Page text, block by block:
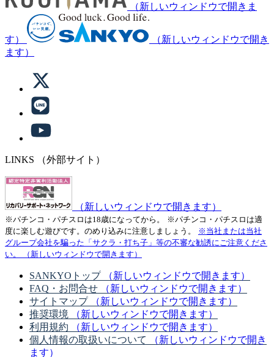
（新しいウィンドウで開きま
す）
（新しいウィンドウで開き
ます）
LINKS （外部サイト）
（新しいウィンドウで開きます）
※パチンコ・パチスロは18歳になってから。
※パチンコ・パチスロは適
度に楽しむ遊びです。のめり込みに注意しましょう。
※当社または当社
グループ会社を騙った「サクラ・打ち子」等の不審な勧誘にご注意くださ
い。
（新しいウィンドウで開きます）
SANKYOトップ
（新しいウィンドウで開きます）
FAQ・お問合せ
（新しいウィンドウで開きます）
サイトマップ
（新しいウィンドウで開きます）
推奨環境
（新しいウィンドウで開きます）
利用規約
（新しいウィンドウで開きます）
個人情報の取扱いについて
（新しいウィンドウで開き
ます）